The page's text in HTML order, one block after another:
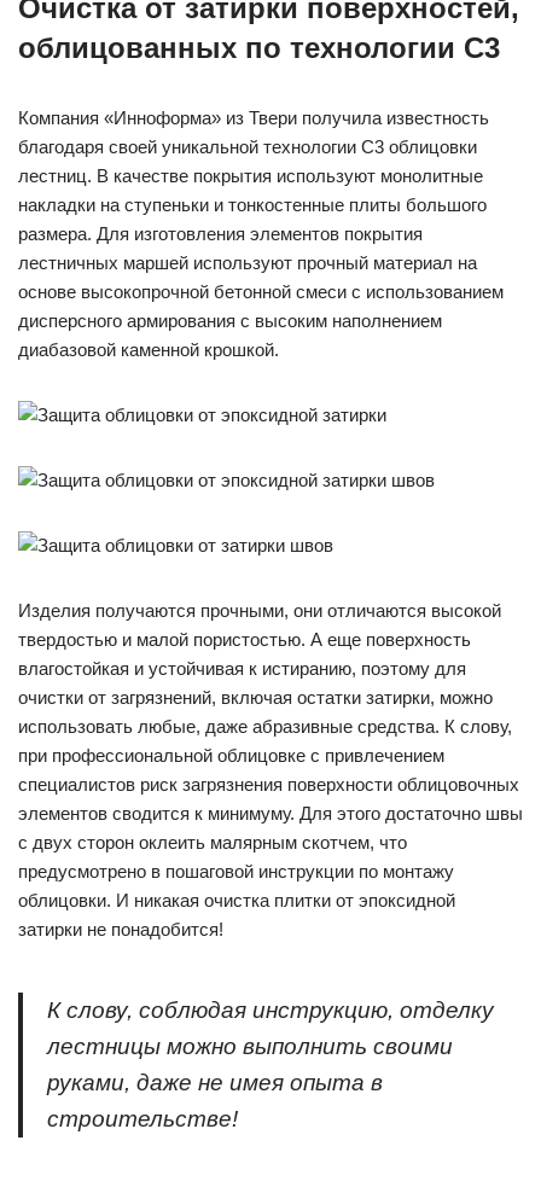
Очистка от затирки поверхностей,
облицованных по технологии C3
Компания «Инноформа» из Твери получила известность
благодаря своей уникальной технологии C3 облицовки
лестниц. В качестве покрытия используют монолитные
накладки на ступеньки и тонкостенные плиты большого
размера. Для изготовления элементов покрытия
лестничных маршей используют прочный материал на
основе высокопрочной бетонной смеси с использованием
дисперсного армирования с высоким наполнением
диабазовой каменной крошкой.
Изделия получаются прочными, они отличаются высокой
твердостью и малой пористостью. А еще поверхность
влагостойкая и устойчивая к истиранию, поэтому для
очистки от загрязнений, включая остатки затирки, можно
использовать любые, даже абразивные средства. К слову,
при профессиональной облицовке с привлечением
специалистов риск загрязнения поверхности облицовочных
элементов сводится к минимуму. Для этого достаточно швы
с двух сторон оклеить малярным скотчем, что
предусмотрено в пошаговой инструкции по монтажу
облицовки. И никакая очистка плитки от эпоксидной
затирки не понадобится!
К слову, соблюдая инструкцию, отделку
лестницы можно выполнить своими
руками, даже не имея опыта в
строительстве!